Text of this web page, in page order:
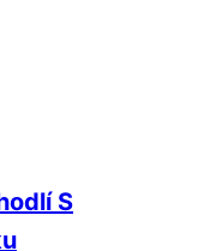
S